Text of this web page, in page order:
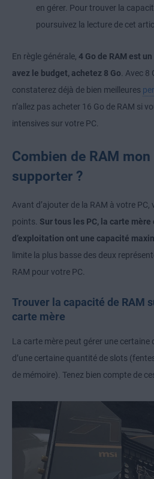
en gérer. Pour trouver la
poursuivez la lecture de cet
En règle générale, 4 Go de RAM est
avez le budget, achetez 8 Go . Avec
constaterez déjà de bien meilleures
n’allez pas acheter 16 Go de RAM si
intensives sur votre PC.
Combien de RAM mon
supporter ?
Avant d’ajouter de la RAM à votre PC,
points. Sur tous les PC, la carte
d’exploitation ont une capacité
limite la plus basse des deux
RAM pour votre PC.
Trouver la capacité de RAM
carte mère
La carte mère peut gérer une certaine
d’une certaine quantité de slots
de mémoire). Tenez bien compte de